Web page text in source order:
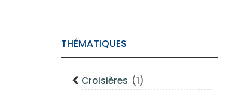
THÉMATIQUES
Croisières (1)